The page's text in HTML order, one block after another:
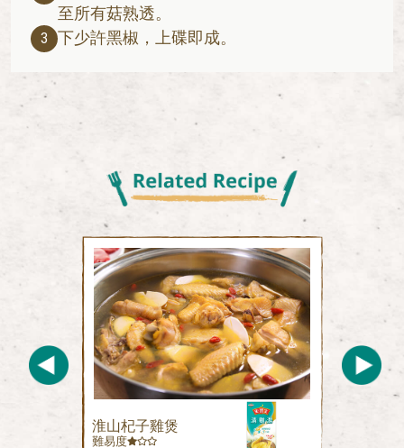
至所有菇熟透。
3 下少許黑椒，上碟即成。
淮山杞子雞煲
難易度